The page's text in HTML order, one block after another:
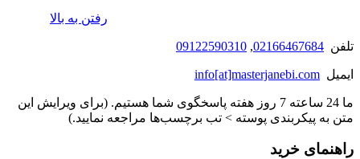
رفتن به بالا
تلفن 02166467684
,
09122590310
ایمیل info[at]masterjanebi.com
ما 24 ساعته 7 روز هفته پاسخگوی شما هستیم. (برای ویرایش این
متن به پیکربندی پوسته > تب برچسب‌ها مراجعه نمایید.)
راهنمای خرید